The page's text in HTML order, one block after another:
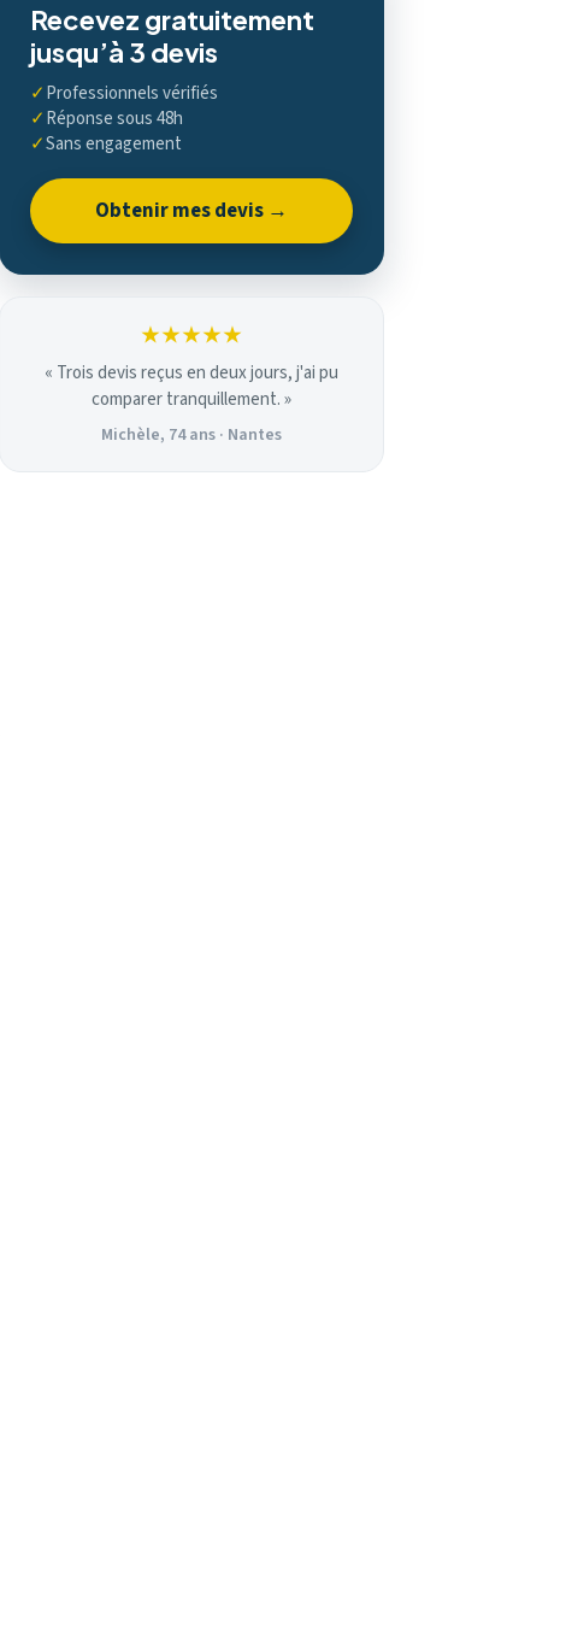
Recevez gratuitement
jusqu’à 3 devis
✓Professionnels vérifiés
✓Réponse sous 48h
✓Sans engagement
Obtenir mes devis →
★★★★★
« Trois devis reçus en deux jours, j'ai pu
comparer tranquillement. »
Michèle, 74 ans · Nantes